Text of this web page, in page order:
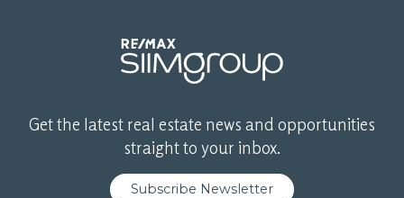
Get the latest real estate news and opportunities
straight to your inbox.
Subscribe Newsletter